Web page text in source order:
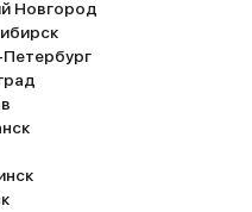
Новгород